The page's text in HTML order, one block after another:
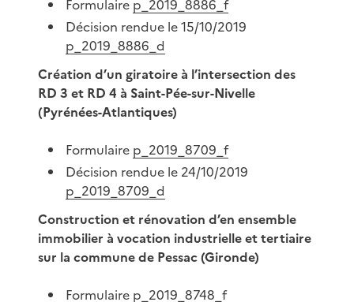
Formulaire p_2019_8886_f
Décision rendue le 15/10/2019
p_2019_8886_d
Création d’un giratoire à l’intersection des
RD 3 et RD 4 à Saint-Pée-sur-Nivelle
(Pyrénées-Atlantiques)
Formulaire p_2019_8709_f
Décision rendue le 24/10/2019
p_2019_8709_d
Construction et rénovation d’en ensemble
immobilier à vocation industrielle et tertiaire
sur la commune de Pessac (Gironde)
Formulaire p_2019_8748_f